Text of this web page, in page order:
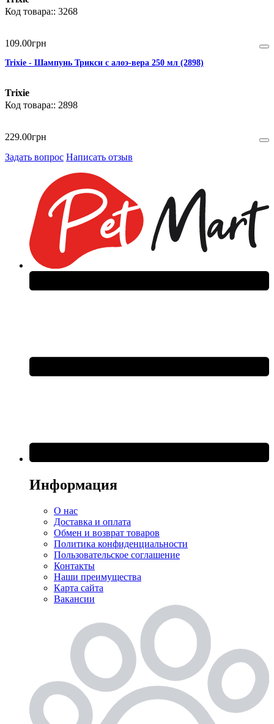
3268
109.00грн
Trixie - Шампунь Трикси с алоэ-вера 250 мл (2898)
Trixie
2898
229.00грн
Задать вопрос Написать отзыв
Информация
О нас
Доставка и оплата
Обмен и возврат товаров
Политика конфиденциальности
Пользовательское соглашение
Контакты
Наши преимущества
Карта сайта
Вакансии